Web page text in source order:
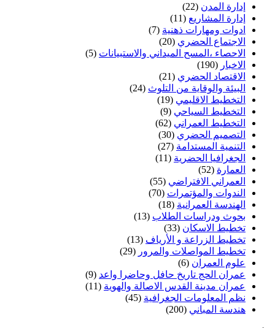
إدارة المدن (22)
إدارة المشاريع (11)
ادوات ومهارات ذهنية (7)
الاجتماع الحضري (20)
الاحصاء ،المسح الميداني والاستبيانات (5)
الاخبار (190)
الاقتصاد الحضري (21)
البيئة والوقاية من التلوث (24)
التخطيط الاقليمي (19)
التخطيط السياحي (9)
التخطيط العمراني (62)
التصميم الحضري (30)
التنمية المستدامة (27)
الجغرافيا الحضرية (11)
العمارة (52)
العمراني الافتراضي (55)
الندوات والمؤتمرات (70)
الهندسة العمرانية (18)
بحوث ودراسات الطلاب (13)
تخطيط الاسكان (33)
تخطيط الزراعة و الأرياف (13)
تخطيط المواصلات والمرور (29)
علوم العمران (6)
عمران الحج تاريخ حافل وحاضرا واعد (9)
عمران مدينة القدس الاصالة والهوية (11)
نظم المعلومات الجغرافية (45)
هندسة المباني (200)